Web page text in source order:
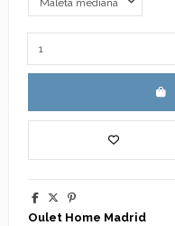
Oulet Home Madrid